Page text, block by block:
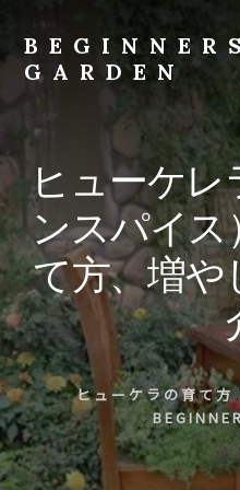
content
BEGINNERS
GARDEN
物
の
種
類
や
育
て
方
の
紹
介
を
行
い
ヒューケレ
ンスパイ
て方、増や
ヒューケラの育て方